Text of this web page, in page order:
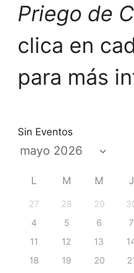
Priego de
clica en
para más
Sin Eventos
L M M J
27 28 29
4
5 6 7
11
12 13
18
19 20